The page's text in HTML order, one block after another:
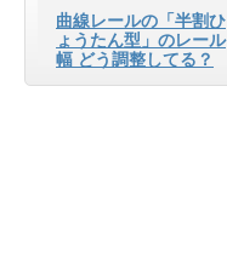
曲線レールの「半割ひ
ょうたん型」のレール
幅 どう調整してる？